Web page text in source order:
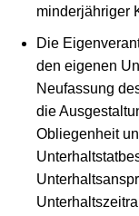
minderjähriger
Die
den eigenen
Neufassung
die
Obliegenheit